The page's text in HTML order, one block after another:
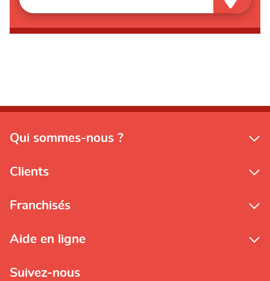
Qui sommes-nous ?
Clients
Franchisés
Aide en ligne
Suivez-nous